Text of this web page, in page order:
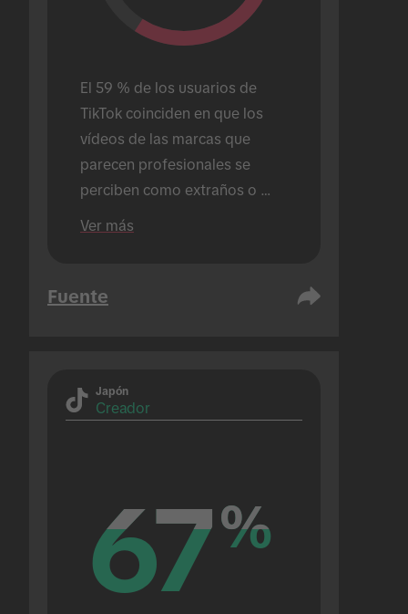
El 59 % de los usuarios de
TikTok coinciden en que los
vídeos de las marcas que
parecen profesionales se
perciben como extraños o
fuera de lugar en TikTok.
Ver más
Fuente
Japón
Creador
67%
67%